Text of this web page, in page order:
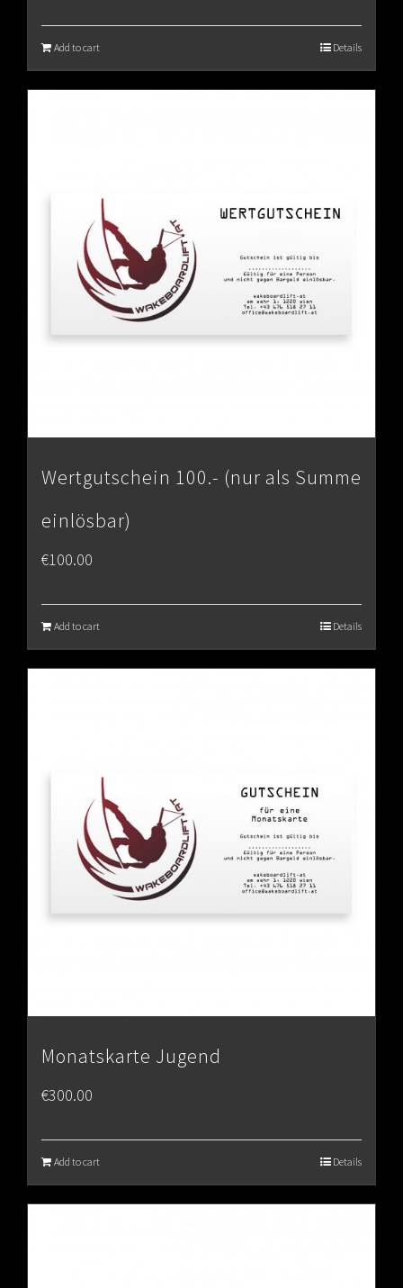
Add to cart Details
Wertgutschein 100.- (nur als Summe
einlösbar)
€100.00
Add to cart Details
Monatskarte Jugend
€300.00
Add to cart Details